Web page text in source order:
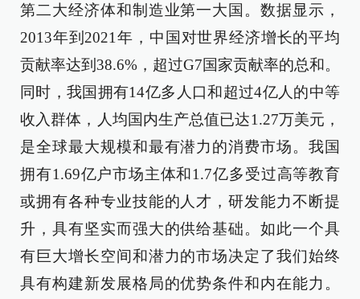
第二大经济体和制造业第一大国。数据显示，
2013年到2021年，中国对世界经济增长的平均
贡献率达到38.6%，超过G7国家贡献率的总和。
同时，我国拥有14亿多人口和超过4亿人的中等
收入群体，人均国内生产总值已达1.27万美元，
是全球最大规模和最有潜力的消费市场。我国
拥有1.69亿户市场主体和1.7亿多受过高等教育
或拥有各种专业技能的人才，研发能力不断提
升，具有坚实而强大的供给基础。如此一个具
有巨大增长空间和潜力的市场决定了我们始终
具有构建新发展格局的优势条件和内在能力。